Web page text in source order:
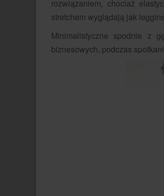
rozwiązaniem, chociaż
stretchem wyglądają jak
Minimalistyczne spodnie z
biznesowych, podczas